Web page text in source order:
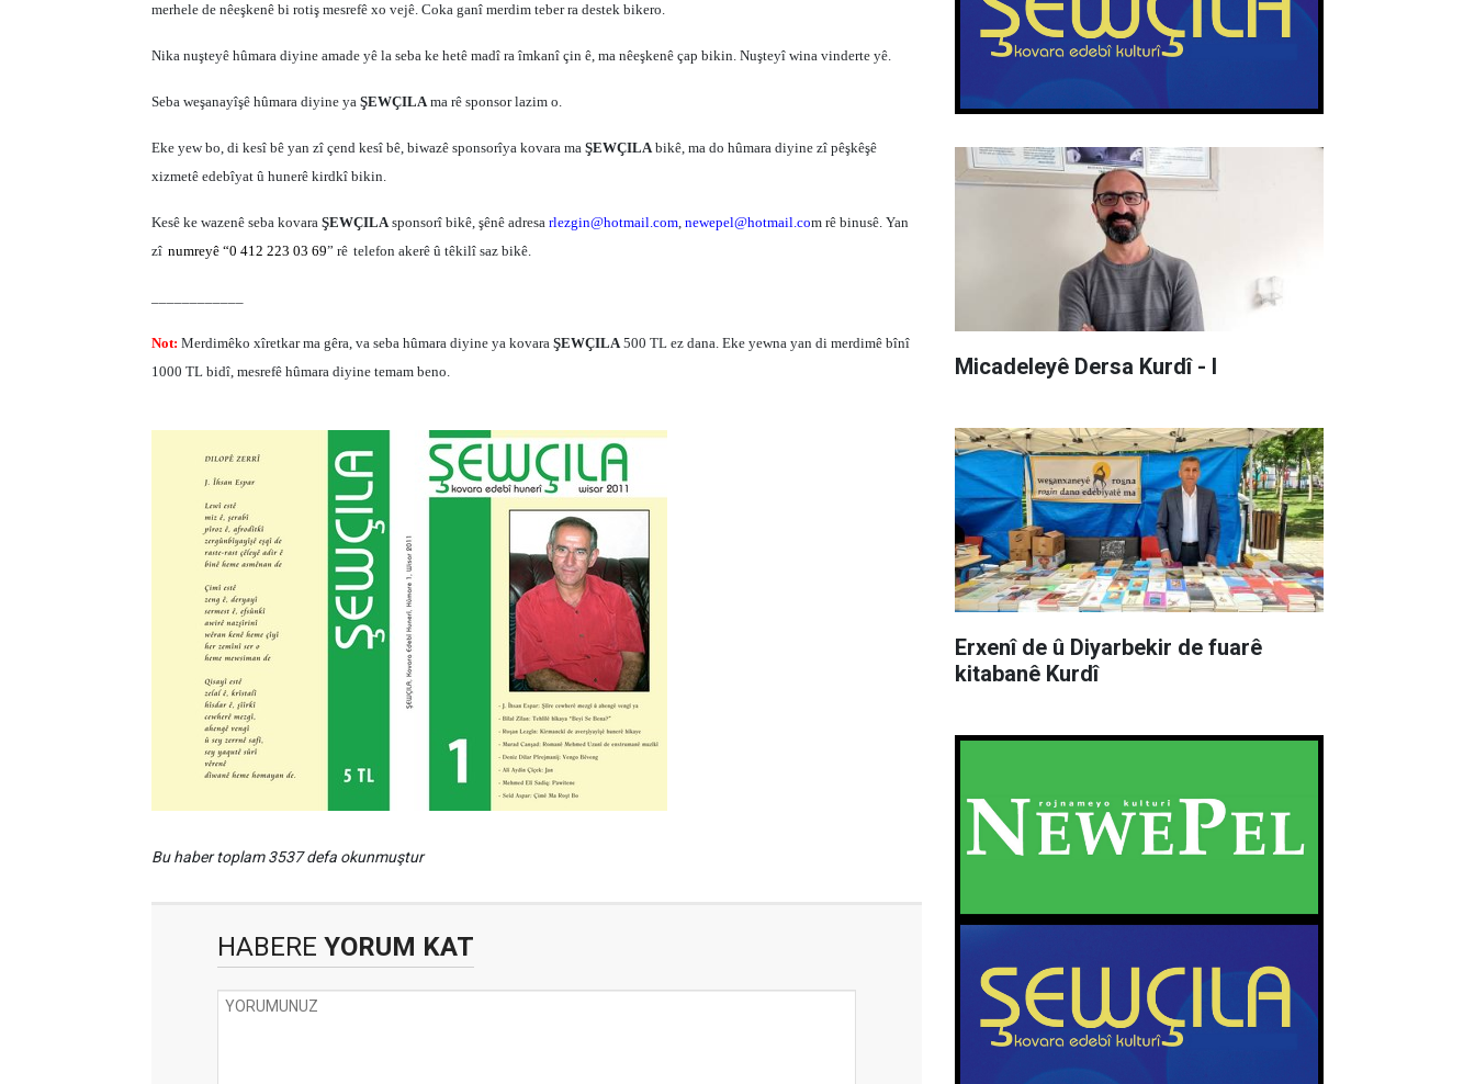
merhele de nêeşkenê bi rotiş mesrefê xo vejê. Coka ganî merdim teber ra destek bikero.
Nika nuşteyê hûmara diyine amade yê la seba ke hetê madî ra îmkanî çin ê, ma nêeşkenê çap bikin. Nuşteyî wina vinderte yê.
Seba weşanayîşê hûmara diyine ya ŞEWÇILAma rê sponsor lazim o.
Eke yew bo, di kesî bê yan zî çend kesî bê, biwazê sponsorîya kovara ma ŞEWÇILAbikê, ma do hûmara diyine zî pêşkêşê
xizmetê edebîyat û hunerê kirdkî bikin.
Kesê ke wazenê seba kovara ŞEWÇILAsponsorî bikê, şênê adresa rlezgin@hotmail.com, newepel@hotmail.com rê binusê. Yan
zî numreyê “0 412 223 03 69” rê telefon akerê û têkilî saz bikê.
Not: Merdimêko xîretkar ma gêra, va seba hûmara diyine ya kovara ŞEWÇILA500 TL ez dana. Eke yewna yan di merdimê bînî
1000 TL bidî, mesrefê hûmara diyine temam beno.
Bu haber toplam 3537 defa okunmuştur
HABERE YORUM KAT
Micadeleyê Dersa Kurdî - I
Erxenî de û Diyarbekir de fuarê
kitabanê Kurdî